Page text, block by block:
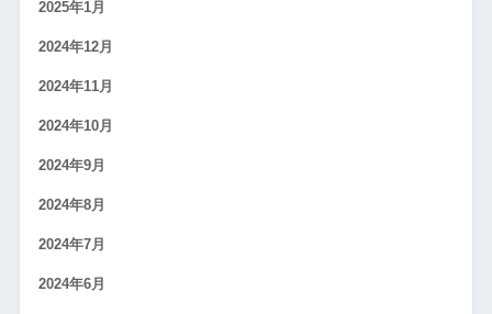
2025年1月
2024年12月
2024年11月
2024年10月
2024年9月
2024年8月
2024年7月
2024年6月